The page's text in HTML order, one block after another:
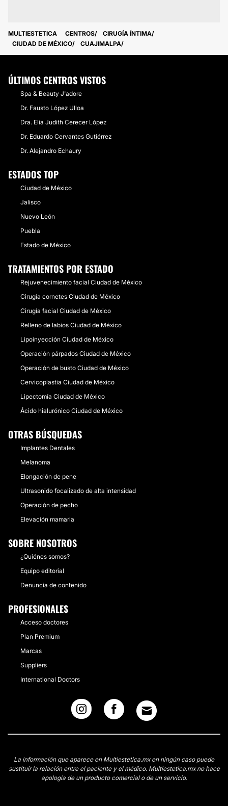
MULTIESTETICA CENTROS
CIRUGÍA ÍNTIMA
CIUDAD DE MÉXICO
CUAJIMALPA
ÚLTIMOS CENTROS VISTOS
Spa & Beauty J'adore
Dr. Fausto López Ulloa
Dra. Elia Judith Cerecer López
Dr. Eduardo Cervantes Gutiérrez
Dr. Alejandro Echaury
ESTADOS TOP
Ciudad de México
Jalisco
Nuevo León
Puebla
Estado de México
TRATAMIENTOS POR ESTADO
Rejuvenecimiento facial Ciudad de México
Cirugía cornetes Ciudad de México
Cirugía facial Ciudad de México
Relleno de labios Ciudad de México
Lipoinyección Ciudad de México
Operación párpados Ciudad de México
Operación de busto Ciudad de México
Cervicoplastia Ciudad de México
Lipectomía Ciudad de México
Ácido hialurónico Ciudad de México
OTRAS BÚSQUEDAS
Implantes Dentales
Melanoma
Elongación de pene
Ultrasonido focalizado de alta intensidad
Operación de pecho
Elevación mamaria
SOBRE NOSOTROS
¿Quiénes somos?
Equipo editorial
Denuncia de contenido
PROFESIONALES
Acceso doctores
Plan Premium
Marcas
Suppliers
International Doctors
La información que aparece en Multiestetica.mx en ningún caso puede
sustituir la relación entre el paciente y el médico. Multiestetica.mx no hace
apología de un producto comercial o de un servicio.